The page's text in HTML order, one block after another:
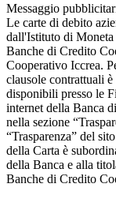
Messaggio
Le carte di debito
dall'Istituto di
Banche di Credito
Cooperativo Iccrea.
clausole contrattuali
disponibili presso le
internet della Banca
nella sezione
“Trasparenza” del
della Carta è
della Banca e alla
Banche di Credito